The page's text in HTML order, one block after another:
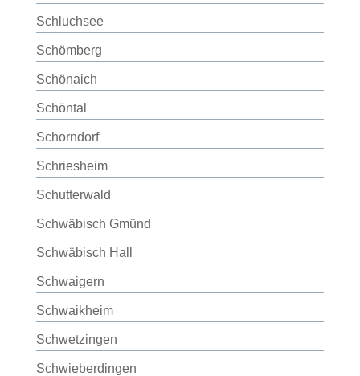
Schluchsee
Schömberg
Schönaich
Schöntal
Schorndorf
Schriesheim
Schutterwald
Schwäbisch Gmünd
Schwäbisch Hall
Schwaigern
Schwaikheim
Schwetzingen
Schwieberdingen